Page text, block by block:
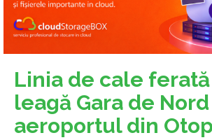
Linia de cale
leagă Gara de
aeroportul din